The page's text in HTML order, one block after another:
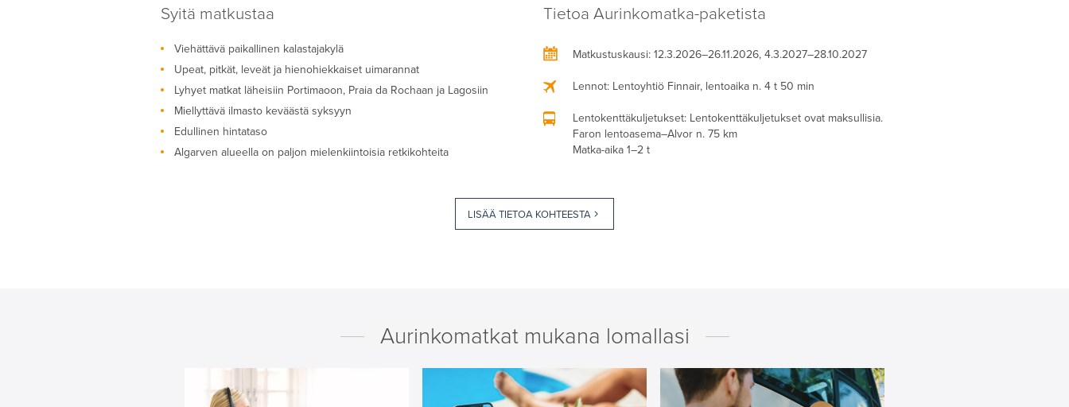
Syitä matkustaa
Viehättävä paikallinen kalastajakylä
Upeat, pitkät, leveät ja hienohiekkaiset uimarannat
Lyhyet matkat läheisiin Portimaoon, Praia da Rochaan ja Lagosiin
Miellyttävä ilmasto keväästä syksyyn
Edullinen hintataso
Algarven alueella on paljon mielenkiintoisia retkikohteita
Tietoa Aurinkomatka-paketista
Matkustuskausi: 12.3.2026–26.11.2026, 4.3.2027–28.10.2027
Lennot: Lentoyhtiö Finnair, lentoaika n. 4 t 50 min
Lentokenttäkuljetukset: Lentokenttäkuljetukset ovat maksullisia.
Faron lentoasema–Alvor n. 75 km
Matka-aika 1–2 t
LISÄÄ TIETOA KOHTEESTA
Aurinkomatkat mukana lomallasi